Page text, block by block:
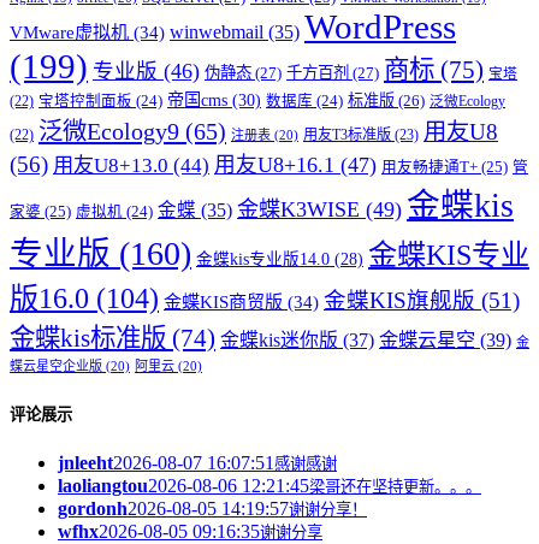
VMware虚拟机 (34) winwebmail (35) WordPress
(199) 专业版 (46) 伪静态 (27) 千方百剂 (27) 商标 (75) 宝塔
(22) 宝塔控制面板 (24) 帝国cms (30) 数据库 (24) 标准版 (26) 泛微Ecology
(22) 泛微Ecology9 (65) 注册表 (20) 用友T3标准版 (23) 用友U8
(56) 用友U8+13.0 (44) 用友U8+16.1 (47) 用友畅捷通T+ (25) 管
家婆 (25) 虚拟机 (24) 金蝶 (35) 金蝶K3WISE (49) 金蝶kis
专业版 (160) 金蝶kis专业版14.0 (28) 金蝶KIS专业
版16.0 (104) 金蝶KIS商贸版 (34) 金蝶KIS旗舰版 (51)
金蝶kis标准版 (74) 金蝶kis迷你版 (37) 金蝶云星空 (39) 金
蝶云星空企业版 (20) 阿里云 (20)
评论展示
jnleeht2026-08-07 16:07:51 感谢感谢
laoliangtou2026-08-06 12:21:45梁哥还在坚持更新。。。
gordonh2026-08-05 14:19:57谢谢分享！
wfhx2026-08-05 09:16:35谢谢分享